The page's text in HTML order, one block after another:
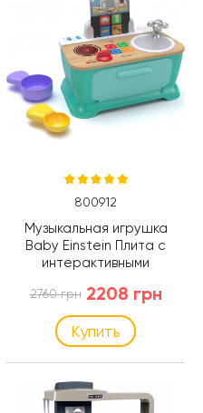
800912
Музыкальная игрушка
Baby Einstein Плита с
интерактивными
2760 грн 2208 грн
Купить